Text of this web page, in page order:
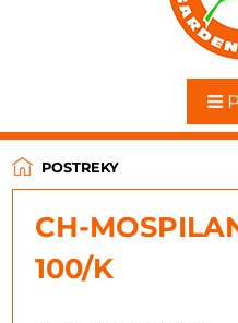
POSTREKY
CH-
100/K